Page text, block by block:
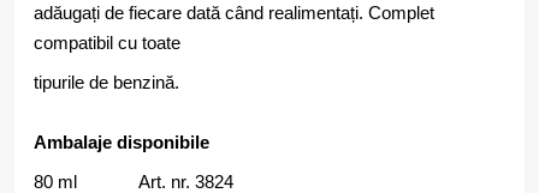
adăugați de fiecare dată când realimentați. Complet
compatibil cu toate
tipurile de benzină.
Ambalaje disponibile
80 ml Art. nr. 3824